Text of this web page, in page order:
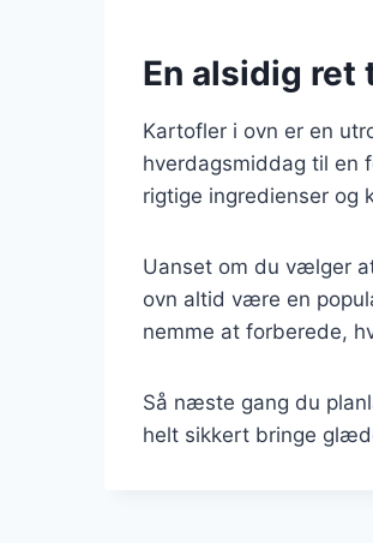
En alsidig ret
Kartofler i ovn er en
hverdagsmiddag til en
rigtige ingredienser og
Uanset om du vælger
ovn altid være en
nemme at forberede,
Så næste gang du
helt sikkert bringe